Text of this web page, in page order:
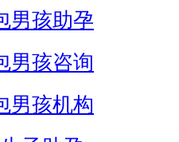
男孩助孕
男孩咨询
男孩机构